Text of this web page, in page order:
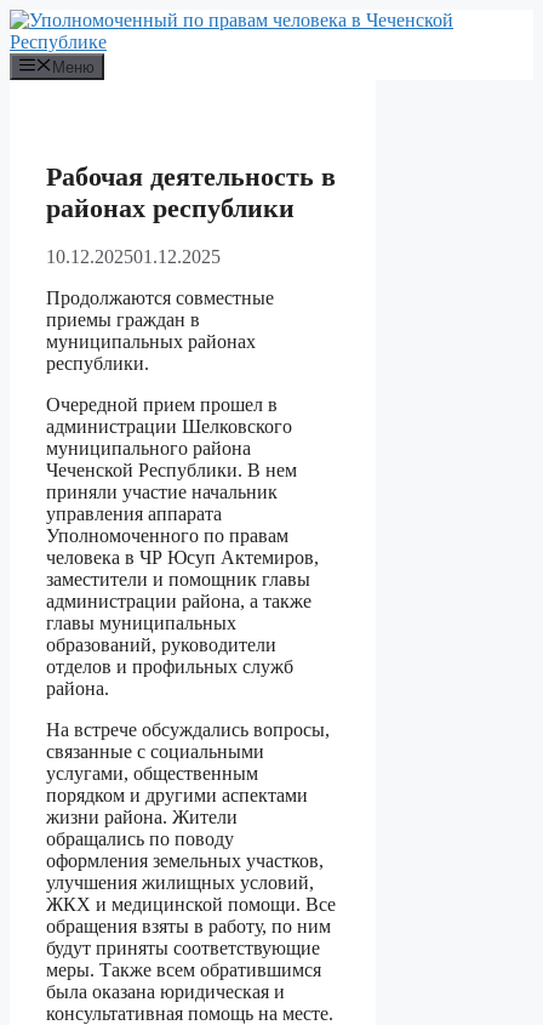
Перейти
к
содержимому
Меню
Рабочая деятельность в
районах республики
10.12.202501.12.2025
Продолжаются совместные
приемы граждан в
муниципальных районах
республики.
Очередной прием прошел в
администрации Шелковского
муниципального района
Чеченской Республики. В нем
приняли участие начальник
управления аппарата
Уполномоченного по правам
человека в ЧР Юсуп Актемиров,
заместители и помощник главы
администрации района, а также
главы муниципальных
образований, руководители
отделов и профильных служб
района.
На встрече обсуждались вопросы,
связанные с социальными
услугами, общественным
порядком и другими аспектами
жизни района. Жители
обращались по поводу
оформления земельных участков,
улучшения жилищных условий,
ЖКХ и медицинской помощи. Все
обращения взяты в работу, по ним
будут приняты соответствующие
меры. Также всем обратившимся
была оказана юридическая и
консультативная помощь на месте.